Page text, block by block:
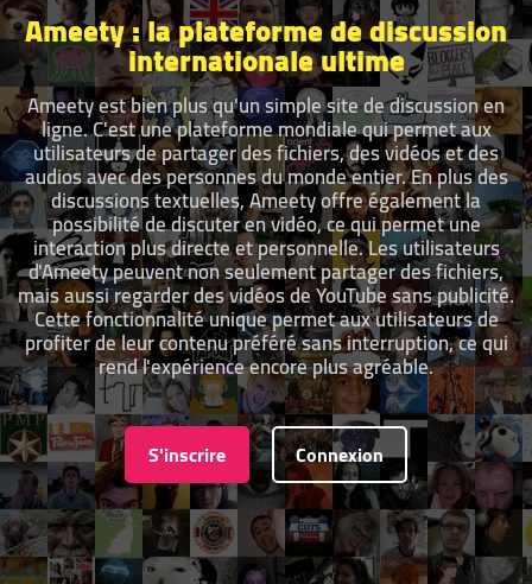
Ameety : la plateforme de discussion
internationale ultime
Ameety est bien plus qu'un simple site de discussion en
ligne. C'est une plateforme mondiale qui permet aux
utilisateurs de partager des fichiers, des vidéos et des
audios avec des personnes du monde entier. En plus des
discussions textuelles, Ameety offre également la
possibilité de discuter en vidéo, ce qui permet une
interaction plus directe et personnelle. Les utilisateurs
d'Ameety peuvent non seulement partager des fichiers,
mais aussi regarder des vidéos de YouTube sans publicité.
Cette fonctionnalité unique permet aux utilisateurs de
profiter de leur contenu préféré sans interruption, ce qui
rend l'expérience encore plus agréable.
S'inscrire Connexion